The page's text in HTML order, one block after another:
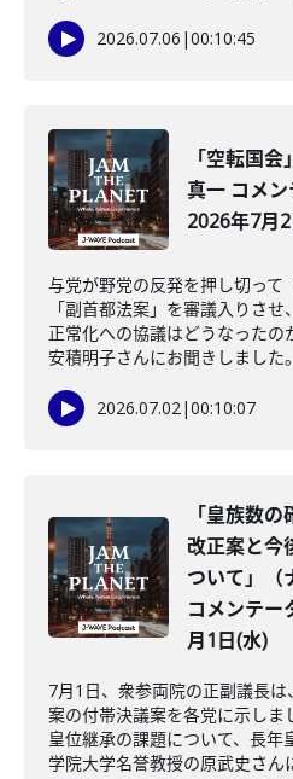
2026.07.06 |00:10:45
「空転国
真一 コメ
2026年7月
与党が野党の反発を押し切って
「副首都法案」を審議入りさせ
正常化への協議はどうなったの
安積明子さんにお聞きしました
2026.07.02|00:10:07
「皇族数
改正案と今
ついて」（
コメンテー
月1日(水)
7月1日、衆参両院の正副議長
案の付帯決議案を各党に示しま
皇位継承の課題について、長年
学院大学名誉教授の原武史さん